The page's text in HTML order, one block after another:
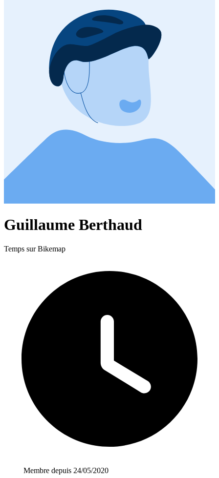
Guillaume Berthaud
Temps sur Bikemap
Membre depuis 24/05/2020